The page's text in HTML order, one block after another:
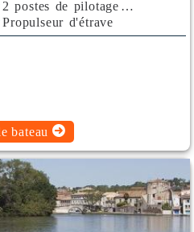
2 postes de pilotage
Propulseur d'étrave
Rafraichisseur d'Air
bateau